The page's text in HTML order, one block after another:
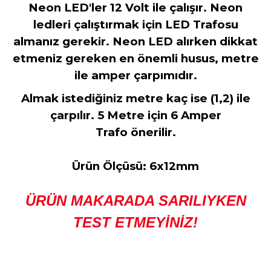
Neon LED'ler 12 Volt ile çalışır. Neon
ledleri çalıştırmak için LED Trafosu
almanız gerekir. Neon LED alırken dikkat
etmeniz gereken en önemli husus, metre
ile amper çarpımıdır.
Almak istediğiniz metre kaç ise (1,2) ile
çarpılır. 5 Metre için 6 Amper
Trafo önerilir.
Ürün Ölçüsü: 6x12mm
ÜRÜN MAKARADA SARILIYKEN
TEST ETMEYİNİZ!